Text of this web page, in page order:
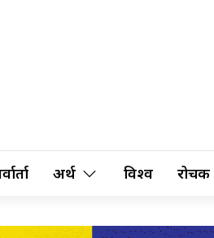
अर्थ विश्व रोचक